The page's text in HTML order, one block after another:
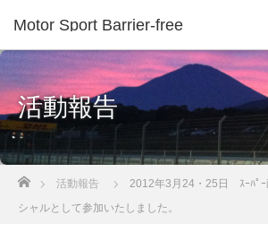
Motor Sport Barrier-free
活動報告
ホーム
活動報告
2012年3月24・25日 ｽｰﾊﾟｰ
シャルとして参加いたしました。